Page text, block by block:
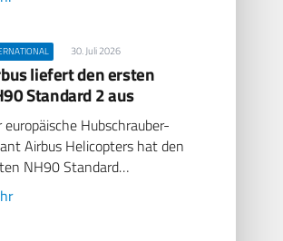
30. Juli 2026
liefert den ersten
Standard 2 aus
europäische Hubschrauber-
Airbus Helicopters hat den
NH90 Standard…